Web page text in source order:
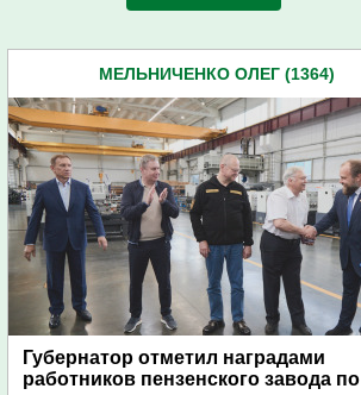
МЕЛЬНИЧЕНКО ОЛЕГ (1364)
Губернатор отметил наградами
работников пензенского завода по